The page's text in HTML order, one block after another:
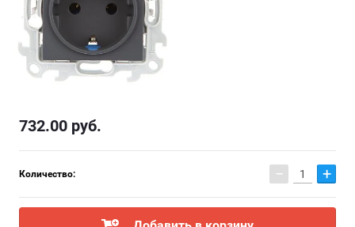
732.00 руб.
Количество: − +